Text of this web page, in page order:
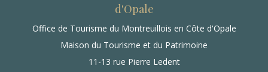
d'Opale
Office de Tourisme du Montreuillois en Côte d'Opale
Maison du Tourisme et du Patrimoine
11-13 rue Pierre Ledent